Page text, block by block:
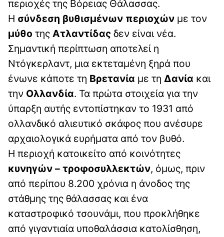
περιοχές της Βόρειας Θάλασσας.
Η σύνδεση βυθισμένων περιοχών με τον
μύθο της Ατλαντίδας δεν είναι νέα.
Σημαντική περίπτωση αποτελεί η
Ντόγκερλαντ, μια εκτεταμένη ξηρά που
ένωνε κάποτε τη Βρετανία με τη Δανία και
την Ολλανδία. Τα πρώτα στοιχεία για την
ύπαρξη αυτής εντοπίστηκαν το 1931 από
ολλανδικό αλιευτικό σκάφος που ανέσυρε
αρχαιολογικά ευρήματα από τον βυθό.
Η περιοχή κατοικείτο από κοινότητες
κυνηγών – τροφοσυλλεκτών, όμως, πριν
από περίπου 8.200 χρόνια η άνοδος της
στάθμης της θάλασσας και ένα
καταστροφικό τσουνάμι, που προκλήθηκε
από γιγαντιαία υποθαλάσσια κατολίσθηση,